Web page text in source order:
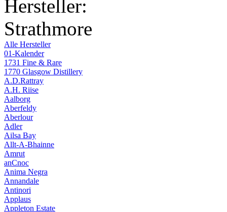
Hersteller:
Strathmore
Alle Hersteller
01-Kalender
1731 Fine & Rare
1770 Glasgow Distillery
A.D.Rattray
A.H. Riise
Aalborg
Aberfeldy
Aberlour
Adler
Ailsa Bay
Allt-A-Bhainne
Amrut
anCnoc
Anima Negra
Annandale
Antinori
Applaus
Appleton Estate